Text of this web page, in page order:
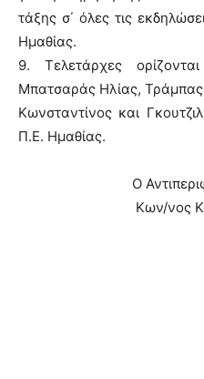
τάξης σ΄ όλες τις
Ημαθίας.
9. Τελετάρχες
Μπατσαράς Ηλίας, Τράμπας
Κωνσταντίνος και
Π.Ε. Ημαθίας.
Ο
Κων/νος